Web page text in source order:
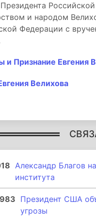
и народом
Федерации с
и Признание Евгения
Велихова
Александр Благов
института
Президент США
угрозы